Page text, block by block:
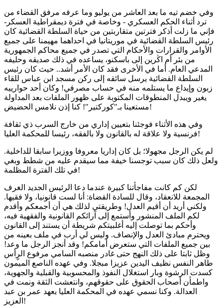
وفي خضم تيه ما بعد العاشر من يوليو وما عرفه مرفق القضاء من
ترد أثناء الحكم العسكري - وخاصة في فترة ديمقراطية العسكر-
فإني ما زلت أذكر فترتين متقاربتين من حياة السلطة القضائية كان
رئيس السلطة القضائية في موريتانيا في احداهما مهيمنا على جميع
الأوامر والقرارات والأحكام التي تصدر في جميع محاكم الجمهورية
من بئر أم اڭرين إلى باسكنو، يساعده في ذلك صديقه وحليفه
المدعي العام. أما في الأخرى فقد كان الأمر أشد.. حيث كان رئيس
السلطة القضائية يرسل سائقه إلى ركن مسجد ابن عباس للقاء
زبون وإيداع ما يستلمه منه في حساب مصرفي! وكان أحد حوارييه
يغير ويبدل المنطوقات المكتوبة على ظهور الملفات بعد المداولة
مستعينا بـ"كوركتير"! كنا إذن نلامس الحضيض!
وفي هذه الأثناء فوجئنا بتعيين إداري من خارج السرب ذي ثقافة
فرنسية ولا علاقة له بالقانون ولا بالفقه، رئيسا للمحكمة العليا!
لم يكن الرجل مجهولا؛ بل كان إداريا معروفا ووزيرا سابقا للداخلية.
ولعل ذلك كان سبب توجسنا خيفة مما سيقدم عليه من شطط وبغي
في تلك الفترة المظلمة!
لكن كم كانت مفاجأتنا كبيرة عندما دعا الرئيس الجديد الغرف
المجمعة للانعقاد، وقال للسادة القضاة: أنا لست قانونيا، ولا فقيها.
ولكني أريد أن أقيم العدل! وطريقتي لذلك هي أن أجمعكم وأقدم
لكم الملف المنشور وأستمع إلى آرائكم القانونية والفقهية فيه،
وأحكم بما توصلت إليه أغلبيتكم شريطة أن يستند إلى القانون
ويحترم مبادئ العدل والإنصاف. وليس لي أرب في ملف بعينه من
بين جميع الملفات التي ستعرض أمامكم! وقد أنجز الرجل ما وعد!
وظل ثابتا على ذلك النهج حتى غادر منصبه السامي مرفوع الرٍأس
طاهر النفس نظيف اليدين عزيزا مبجلا. وفي عهده الناصع الميمون
كسدت الرشوة وبار استغلال النفوذ والمحسوبية والقبلية والجهوية،
واطمأن أصحاب الحقوق على حقوقهم، وانتعشت الثقة ونمت في
العدالة. وكنا نسمي عهده في المحكمة العليا بعهد عمر بن عبد
العزيز!